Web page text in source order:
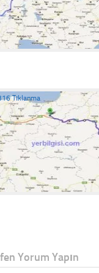
Tıklanma
Yorum Yapın